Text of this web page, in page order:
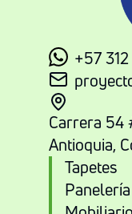
+57
Carrera 54
Antioquia,
Tapetes
Panelería